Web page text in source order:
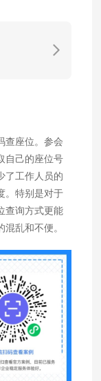
查座位。参会
自己的座位号
了工作人员的
。特别是对于
查询方式更能
乱和不便。